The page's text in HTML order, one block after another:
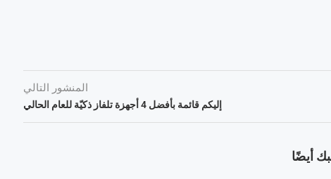
المنشور التالي
إليكم قائمة بأفضل 4 أجهزة تلفاز ذكيّة للعام الحالي
أيضًا